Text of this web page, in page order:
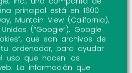
principal está en 1600
Muntain View (California),
(“Google”). Google
que son archivos de
ordenador, para ayudar
uso que hacen los
La información que